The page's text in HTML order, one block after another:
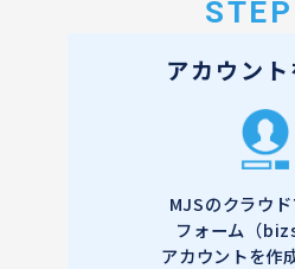
アカウン
MJSのクラウ
フォーム（
アカウントを作